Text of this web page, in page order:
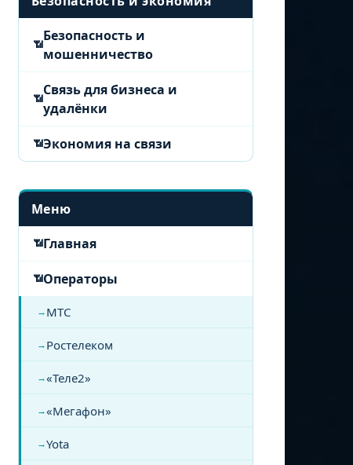
Безопасность и
мошенничество
Связь для бизнеса и
удалёнки
Экономия на связи
Меню
Главная
Операторы
МТС
Ростелеком
«Теле2»
«Мегафон»
Yota